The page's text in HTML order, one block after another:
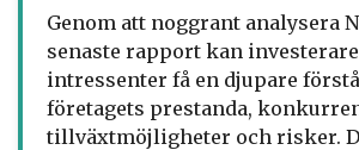
Genom att noggrant analysera
senaste rapport kan
intressenter få en djupare
företagets prestanda,
tillväxtmöjligheter och risker.